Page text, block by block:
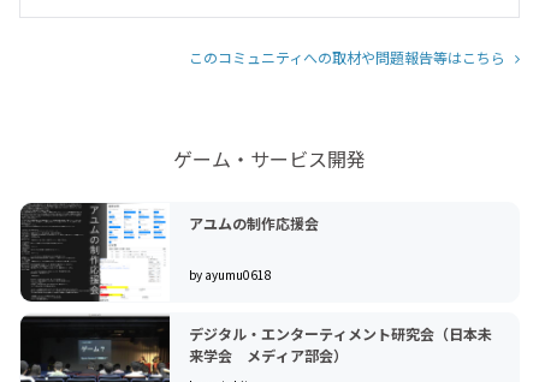
このコミュニティへの取材や問題報告等はこちら
ゲーム・サービス開発
アユムの制作応援会
by ayumu0618
デジタル・エンターティメント研究会（日本未
来学会 メディア部会）